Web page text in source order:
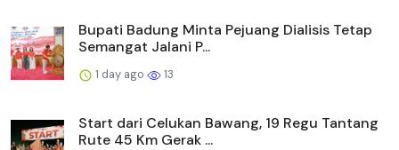
Bupati Badung Minta Pejuang Dialisis Tetap
Semangat Jalani P...
1 day ago 13
Start dari Celukan Bawang, 19 Regu Tantang
Rute 45 Km Gerak ...